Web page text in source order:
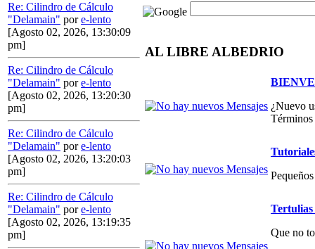
Re: Cilindro de Cálculo
"Delamain" pore-lento
[Agosto 02, 2026, 13:30:09
pm]
Re: Cilindro de Cálculo
"Delamain" pore-lento
[Agosto 02, 2026, 13:20:30
pm]
Re: Cilindro de Cálculo
"Delamain" pore-lento
[Agosto 02, 2026, 13:20:03
pm]
Re: Cilindro de Cálculo
"Delamain" pore-lento
[Agosto 02, 2026, 13:19:35
pm]
AL LIBRE ALBEDRIO
¿Nuevo
Que no